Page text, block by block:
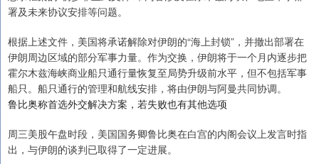
署及未来协议安排等问题。
根据上述文件，美国将承诺解除对伊朗的“海上封锁”，并撤出部署在
伊朗周边区域的部分军事力量。作为交换，伊朗将于一个月内逐步把
霍尔木兹海峡商业船只通行量恢复至局势升级前水平，但不包括军事
船只。船只通行的管理和航线安排，将由伊朗与阿曼共同协调。
鲁比奥称首选外交解决方案，若失败也有其他选项
周三美股午盘时段，美国国务卿鲁比奥在白宫的内阁会议上发言时指
出，与伊朗的谈判已取得了一定进展。